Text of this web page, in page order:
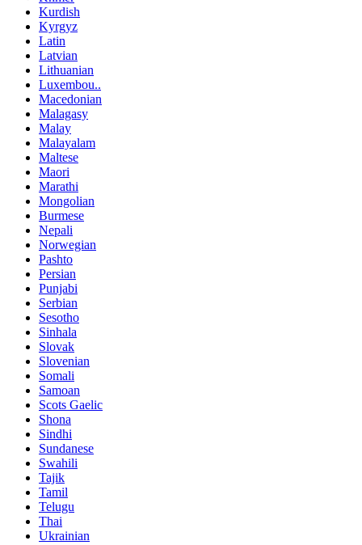
Kurdish
Kyrgyz
Latin
Latvian
Lithuanian
Luxembou..
Macedonian
Malagasy
Malay
Malayalam
Maltese
Maori
Marathi
Mongolian
Burmese
Nepali
Norwegian
Pashto
Persian
Punjabi
Serbian
Sesotho
Sinhala
Slovak
Slovenian
Somali
Samoan
Scots Gaelic
Shona
Sindhi
Sundanese
Swahili
Tajik
Tamil
Telugu
Thai
Ukrainian